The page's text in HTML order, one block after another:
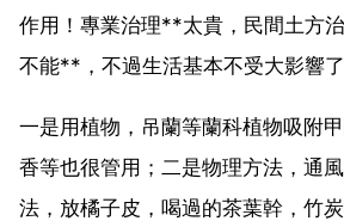
作用！專業治理**太貴，民間土方
不能**，不過生活基本不受大影響了
一是用植物，吊蘭等蘭科植物吸附
香等也很管用；二是物理方法，通
法，放橘子皮，喝過的茶葉幹，竹炭